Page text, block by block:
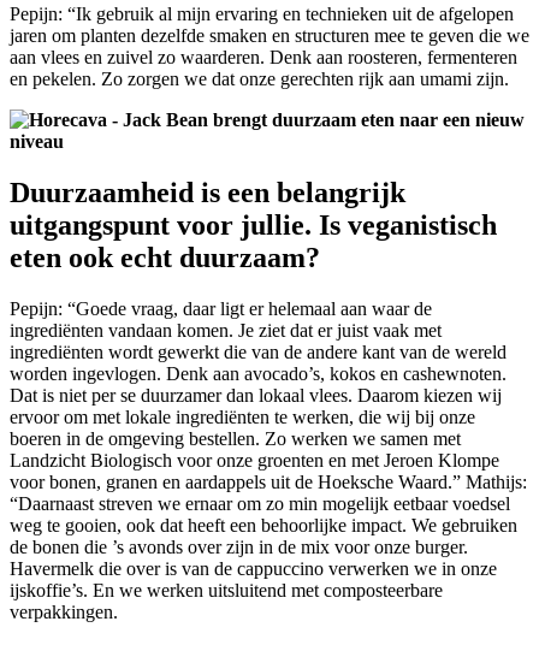
Pepijn: “Ik gebruik al mijn ervaring en technieken uit de afgelopen
jaren om planten dezelfde smaken en structuren mee te geven die we
aan vlees en zuivel zo waarderen. Denk aan roosteren, fermenteren
en pekelen. Zo zorgen we dat onze gerechten rijk aan umami zijn.
Duurzaamheid is een belangrijk
uitgangspunt voor jullie. Is veganistisch
eten ook echt duurzaam?
Pepijn: “Goede vraag, daar ligt er helemaal aan waar de
ingrediënten vandaan komen. Je ziet dat er juist vaak met
ingrediënten wordt gewerkt die van de andere kant van de wereld
worden ingevlogen. Denk aan avocado’s, kokos en cashewnoten.
Dat is niet per se duurzamer dan lokaal vlees. Daarom kiezen wij
ervoor om met lokale ingrediënten te werken, die wij bij onze
boeren in de omgeving bestellen. Zo werken we samen met
Landzicht Biologisch voor onze groenten en met Jeroen Klompe
voor bonen, granen en aardappels uit de Hoeksche Waard.” Mathijs:
“Daarnaast streven we ernaar om zo min mogelijk eetbaar voedsel
weg te gooien, ook dat heeft een behoorlijke impact. We gebruiken
de bonen die ’s avonds over zijn in de mix voor onze burger.
Havermelk die over is van de cappuccino verwerken we in onze
ijskoffie’s. En we werken uitsluitend met composteerbare
verpakkingen.